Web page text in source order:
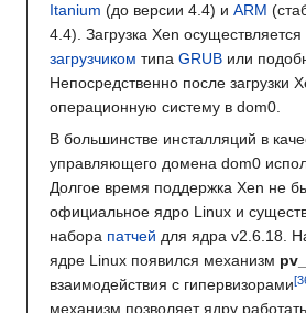
Itanium (до версии 4.4) и ARM
4.4). Загрузка Xen осуществляется
загрузчиком типа GRUB или
Непосредственно после загрузки
операционную систему в dom0.
В большинстве инсталляций в
управляющего домена dom0
Долгое время поддержка Xen не
официальное ядро Linux и
набора патчей для ядра v2.6.18.
ядре Linux появился механизм
взаимодействия с гипервизорами
механизм позволяет ядру